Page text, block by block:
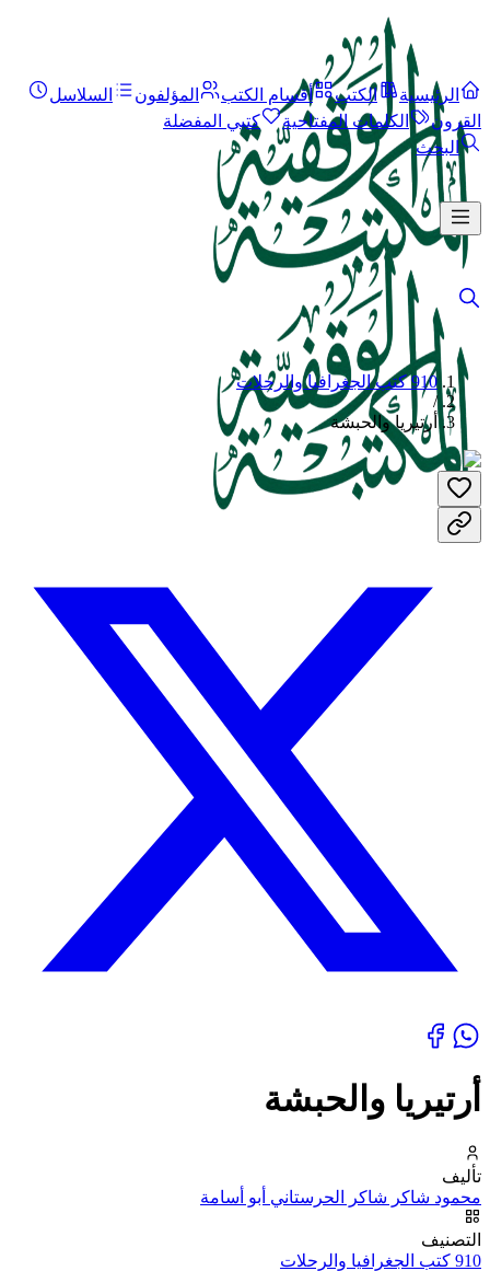
الرئيسية الكتب أقسام الكتب المؤلفون
السلاسل
القرون
الكلمات المفتاحية
كتبي المفضلة
البحث
910 كتب الجغرافيا والرحلات
/
أرتيريا والحبشة
أرتيريا والحبشة
تأليف
محمود شاكر شاكر الحرستاني أبو أسامة
التصنيف
910 كتب الجغرافيا والرحلات